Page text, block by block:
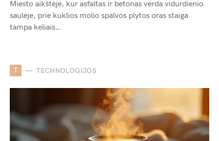
Miesto aikštėje, kur asfaltas ir betonas verda vidurdienio
saulėje, prie kuklios molio spalvos plytos oras staiga
tampa keliais…
T TECHNOLOGIJOS